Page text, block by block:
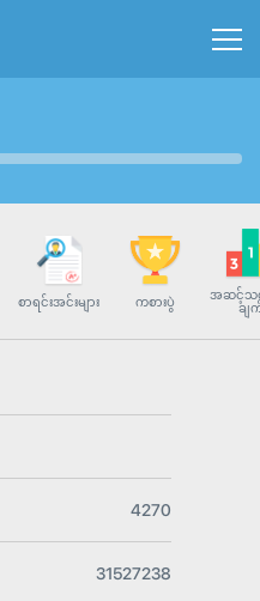
စာရင်းအင်းများ ကစားပွဲ
အဆင့်သ
ချ
4270
31527238